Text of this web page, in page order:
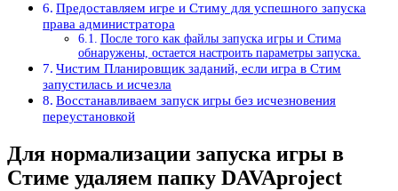
Предоставляем игре и Стиму для успешного запуска
права администратора
После того как файлы запуска игры и Стима
обнаружены, остается настроить параметры запуска.
Чистим Планировщик заданий, если игра в Стим
запустилась и исчезла
Восстанавливаем запуск игры без исчезновения
переустановкой
Для нормализации запуска игры в
Стиме удаляем папку DAVAproject